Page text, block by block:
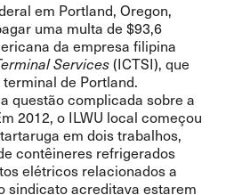
em Portland, Oregon,
uma multa de $93,6
da empresa filipina
Services(ICTSI), que
de Portland.
questão complicada sobre a
2012, o ILWU local começou
em dois trabalhos,
contêineres refrigerados
elétricos relacionados a
sindicato acreditava estarem